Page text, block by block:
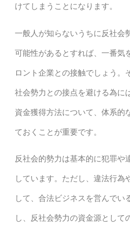
けてしまうことになります。
一般人が知らないうちに反社会
可能性があるとすれば、一番気
ロント企業との接触でしょう。
社会勢力との接点を避ける為に
資金獲得方法について、体系的
ておくことが重要です。
反社会的勢力は基本的に犯罪や
しています。ただし、違法行為
して、合法ビジネスを営んでい
し、反社会勢力の資金源として